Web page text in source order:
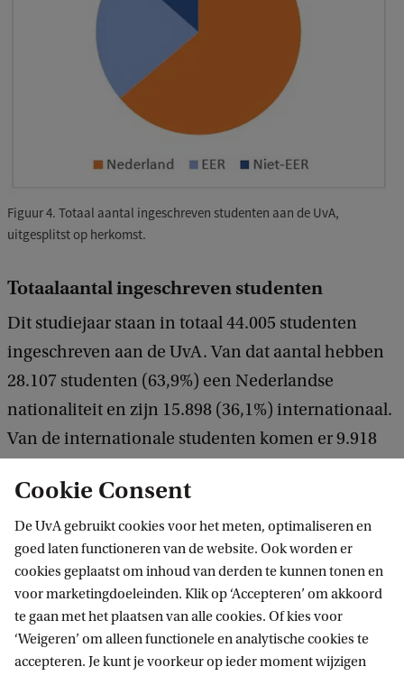
Figuur 4. Totaal aantal ingeschreven studenten aan de UvA,
uitgesplitst op herkomst.
Totaalaantal ingeschreven studenten
Dit studiejaar staan in totaal 44.005 studenten
ingeschreven aan de UvA. Van dat aantal hebben
28.107 studenten (63,9%) een Nederlandse
nationaliteit en zijn 15.898 (36,1%) internationaal.
Van de internationale studenten komen er 9.918
Informatie voor
Cookie Consent
De UvA gebruikt cookies voor het meten, optimaliseren en
goed laten functioneren van de website. Ook worden er
cookies geplaatst om inhoud van derden te kunnen tonen en
voor marketingdoeleinden. Klik op ‘Accepteren’ om akkoord
te gaan met het plaatsen van alle cookies. Of kies voor
‘Weigeren’ om alleen functionele en analytische cookies te
accepteren. Je kunt je voorkeur op ieder moment wijzigen